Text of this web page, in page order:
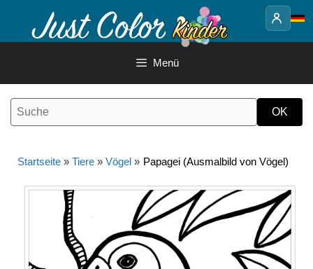
Inhalt
Menü
Startseite » Tiere » Vögel » Papagei (Ausmalbild von Vögel)